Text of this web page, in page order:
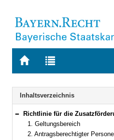
Zur
BAYERN.RECHT
Zur
letzten
Suche
Navigation
Inhaltsverzeichnis
Bereich reduzieren
Richtlinie für die Zusatzförderung im
1. Geltungsbereich
2. Antragsberechtigter